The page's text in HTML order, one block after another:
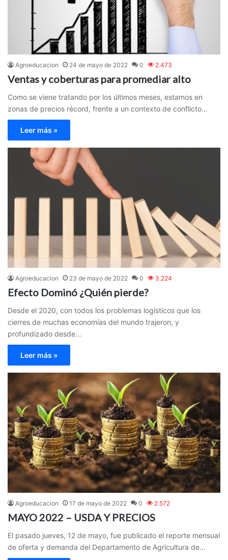
Agroeducacion 24 de mayo de 2022 0 2.473
Ventas y coberturas para promediar alto
Como se viene tratando por los últimos meses, estamos en
zonas de precios récord, frente a un contexto de conflicto…
Leer más »
Agroeducacion 23 de mayo de 2022 0 3.224
Efecto Dominó ¿Quién pierde?
Desde el 2020, con todos los problemas logísticos que los
cierres de muchas economías del mundo trajeron, y
profundizado desde…
Leer más »
Agroeducacion 17 de mayo de 2022 0 2.572
MAYO 2022 – USDA Y PRECIOS
El pasado jueves, 12 de mayo, fue publicado el reporte mensual
de oferta y demanda del Departamento de Agricultura de…